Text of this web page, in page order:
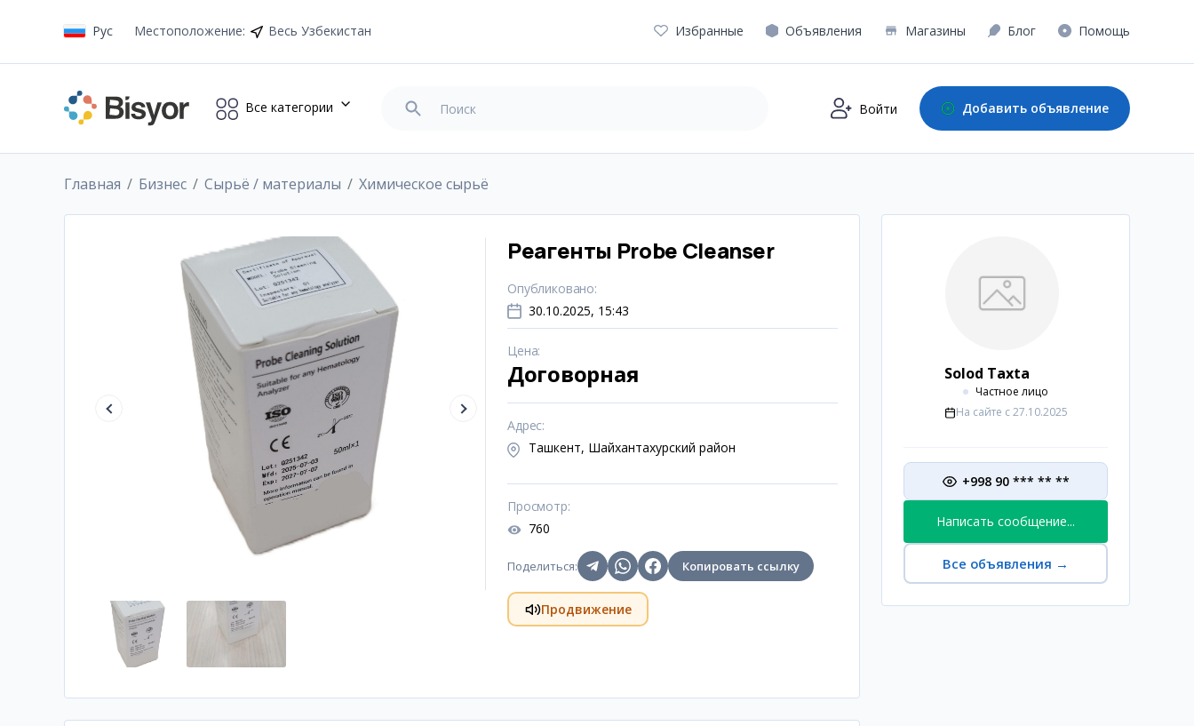
Рус Местоположение: Весь Узбекистан Избранные Объявления Магазины Блог Помощь
Все категории Войти Добавить объявление
Главная Бизнес Сырьё / материалы Химическое сырьё
Реагенты Probe Cleanser
Опубликовано:
30.10.2025, 15:43
Цена:
Договорная
Адрес:
Ташкент, Шайхантахурский район
Просмотр:
760
Поделиться: Копировать ссылку
Продвижение
Solod Taxta
Частное лицо
На сайте с 27.10.2025
+998 90 *** ** **
Написать сообщение...
Все объявления →